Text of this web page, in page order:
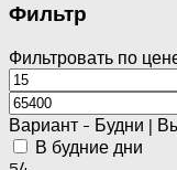
Фильтр
Фильтровать по
Вариант - Будни |
В будние дни